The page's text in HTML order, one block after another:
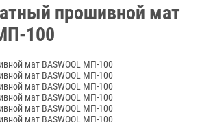
прошивной мат
100